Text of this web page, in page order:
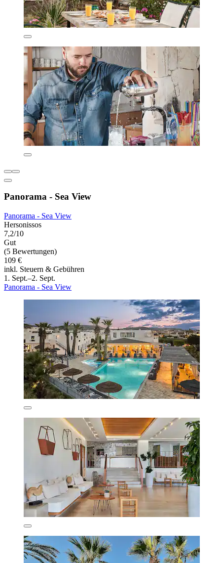
Panorama - Sea View
Panorama - Sea View
Hersonissos
7,2/10
Gut
(5 Bewertungen)
109 €
inkl. Steuern & Gebühren
1. Sept.–2. Sept.
Panorama - Sea View